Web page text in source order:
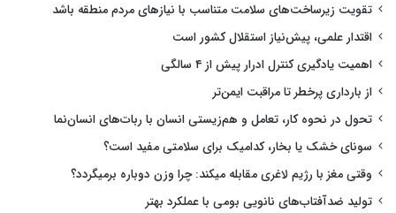
تقویت زیرساخت‌های سلامت متناسب با نیازهای مردم منطقه باشد
اقتدار علمی، پیش‌نیاز استقلال کشور است
اهمیت یادگیری کنترل ادرار پیش از ۴ سالگی
از بارداری پرخطر تا مراقبت ایمن‌تر
تحول در نحوه کار، تعامل و هم‌زیستی انسان با ربات‌های انسان‌نما
سونای خشک یا بخار، کدامیک برای سلامتی مفید است؟
وقتی مغز با رژیم لاغری مقابله میکند: چرا وزن دوباره برمیگردد؟
تولید ضدآفتاب‌های نانویی بومی با عملکرد بهتر